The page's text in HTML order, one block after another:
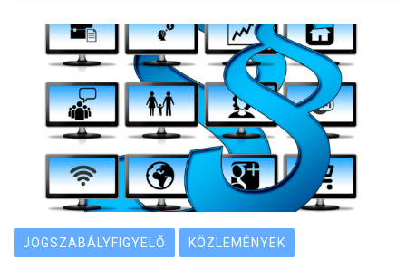
JOGSZABÁLYFIGYELŐ KÖZLEMÉNYEK